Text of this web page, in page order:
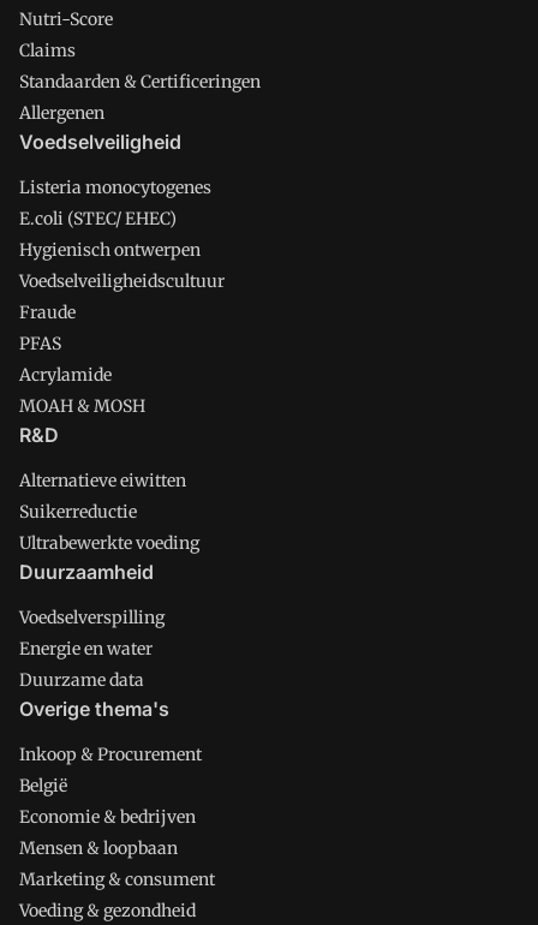
Nutri-Score
Claims
Standaarden & Certificeringen
Allergenen
Voedselveiligheid
Listeria monocytogenes
E.coli (STEC/ EHEC)
Hygienisch ontwerpen
Voedselveiligheidscultuur
Fraude
PFAS
Acrylamide
MOAH & MOSH
R&D
Alternatieve eiwitten
Suikerreductie
Ultrabewerkte voeding
Duurzaamheid
Voedselverspilling
Energie en water
Duurzame data
Overige thema's
Inkoop & Procurement
België
Economie & bedrijven
Mensen & loopbaan
Marketing & consument
Voeding & gezondheid